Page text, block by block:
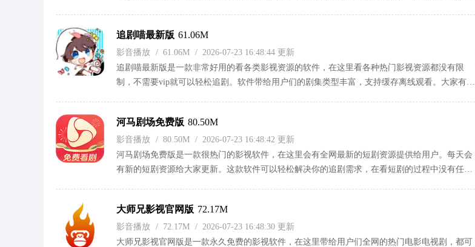
追剧喵最新版 61.06M
影音播放 / 61.06M / 2026-07-23 16:48:44 更新
追剧喵最新版是一款非常好用的看各类影视资源的软件，在这里看各种热门影视资源都没有限
制，不需要vip就可以轻松追剧。软件带给用户们的剧集类型丰富，支持缓存离线观看。大家有追
河马剧场免费版 80.50M
影音播放 / 80.50M / 2026-07-23 16:48:42 更新
河马剧场免费版是一款很热门的影视软件，在这里会有全网最新的短剧资源提供给用户。每天会
有新的短剧资源给大家更新。这款软件可以轻松解决你的追剧需求，在看短剧的过程中没有任何
大师兄影视官网版 72.17M
影音播放 / 72.17M / 2026-07-23 16:48:30 更新
大师兄影视官网版是一款永久免费的影视软件，在这里带给用户们全网的热门电影电视剧，都可